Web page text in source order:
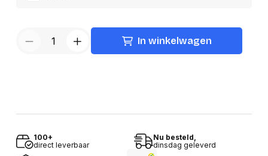
In winkelwagen
100+
direct leverbaar
Nu besteld,
dinsdag geleverd